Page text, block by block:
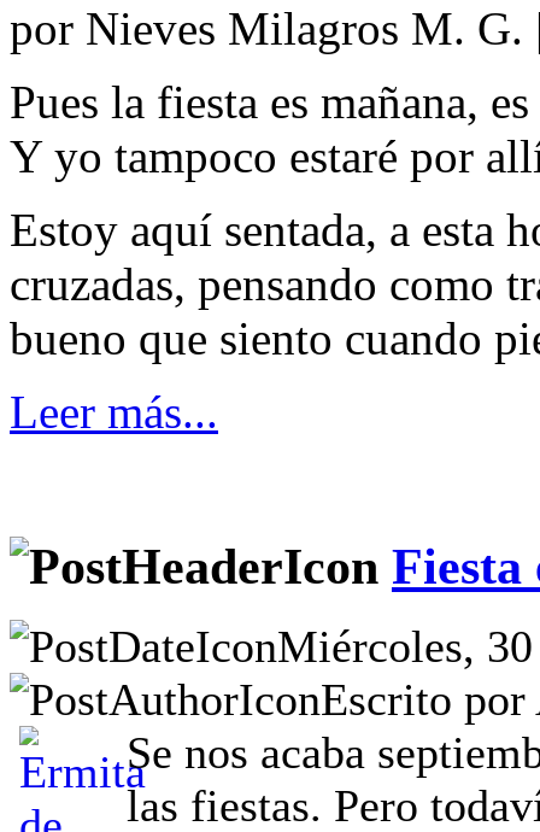
por Nieves Milagros M.
Pues la fiesta es mañana,
Y yo tampoco estaré por
Estoy aquí sentada, a esta
cruzadas, pensando como
bueno que siento cuando
Leer más...
Fiesta
Miércoles,
Escrito
Se nos acaba
las fiestas. Pero